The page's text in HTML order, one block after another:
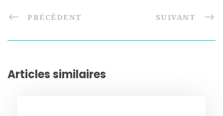
PRÉCÉDENT SUIVANT
Articles similaires